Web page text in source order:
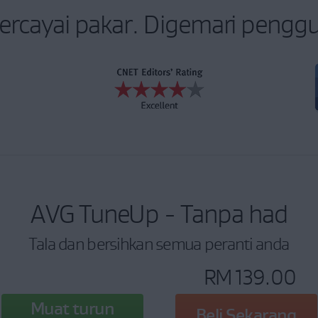
pakar. Digemari
AVG TuneUp - Tanpa had
Tala dan bersihkan semua peranti anda
Muat turun
RM 139.00